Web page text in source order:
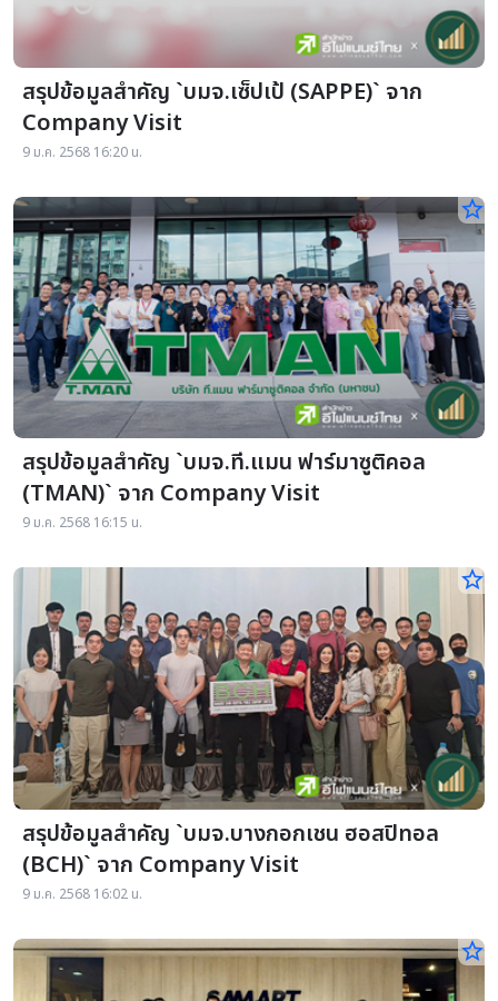
สรุปข้อมูลสำคัญ `บมจ.เซ็ปเป้ (SAPPE)` จาก
Company Visit
9 ม.ค. 2568 16:20 น.
star_border
สรุปข้อมูลสำคัญ `บมจ.ที.แมน ฟาร์มาซูติคอล
(TMAN)` จาก Company Visit
9 ม.ค. 2568 16:15 น.
star_border
สรุปข้อมูลสำคัญ `บมจ.บางกอกเชน ฮอสปิทอล
(BCH)` จาก Company Visit
9 ม.ค. 2568 16:02 น.
star_border